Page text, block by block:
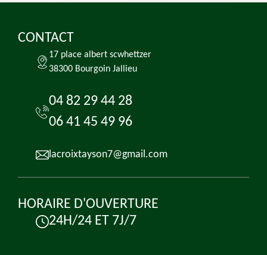
CONTACT
17 place albert scwhettzer
38300 Bourgoin Jallieu
04 82 29 44 28
06 41 45 49 96
lacroixtayson7@gmail.com
HORAIRE D'OUVERTURE
24H/24 ET 7J/7